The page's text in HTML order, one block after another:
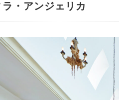
ラ・アンジェリカ